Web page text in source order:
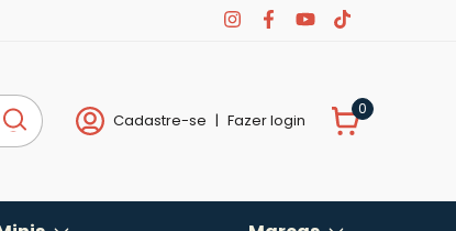
Cadastre-se | Fazer login
0